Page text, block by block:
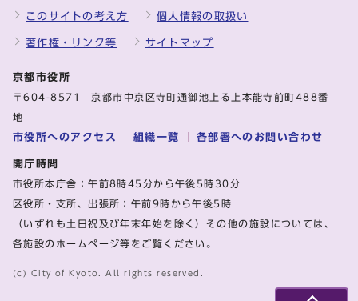
このサイトの考え方 個人情報の取扱い
著作権・リンク等 サイトマップ
京都市役所
〒604-8571 京都市中京区寺町通御池上る上本能寺前町488番
地
市役所へのアクセス 組織一覧 各部署へのお問い合わせ
開庁時間
市役所本庁舎：午前8時45分から午後5時30分
区役所・支所、出張所：午前9時から午後5時
（いずれも土日祝及び年末年始を除く）その他の施設については、
各施設のホームページ等をご覧ください。
(c) City of Kyoto. All rights reserved.